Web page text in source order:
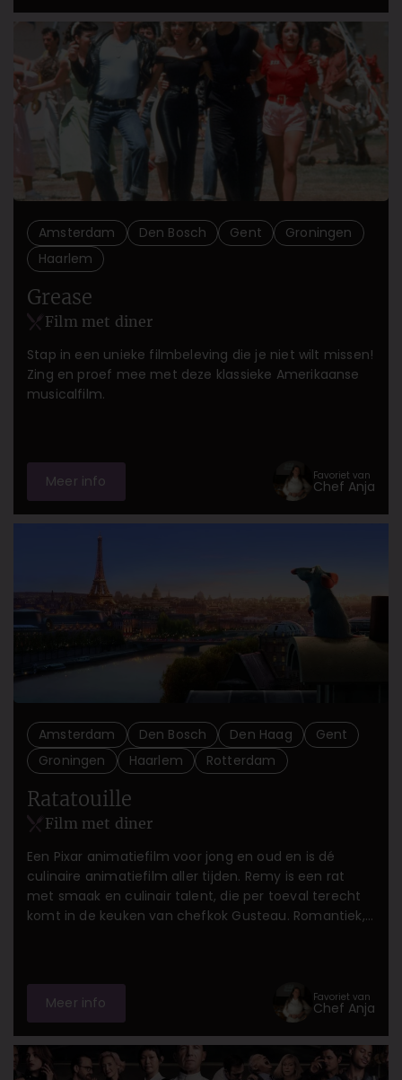
Amsterdam Den Bosch Gent
Groningen
Haarlem
Grease
Film met diner
Stap in een unieke filmbeleving die je niet wilt missen!
Zing en proef mee met deze klassieke Amerikaanse
musicalfilm.
Meer info Favoriet van
Chef Anja
Amsterdam Den Bosch Den Haag
Gent
Groningen
Haarlem Rotterdam
Ratatouille
Film met diner
Een Pixar animatiefilm voor jong en oud en is dé
culinaire animatiefilm aller tijden. Remy is een rat
met smaak en culinair talent, die per toeval terecht
komt in de keuken van chefkok Gusteau. Romantiek,
Meer info Favoriet van
Chef Anja